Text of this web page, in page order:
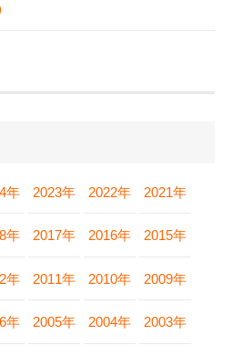
年 2023年 2022年 2021年
年 2017年 2016年 2015年
年 2011年 2010年 2009年
年 2005年 2004年 2003年